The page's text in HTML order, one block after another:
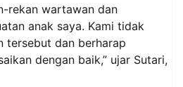
rekan wartawan dan
anak saya. Kami tidak
tersebut dan berharap
dengan baik,” ujar Sutari,